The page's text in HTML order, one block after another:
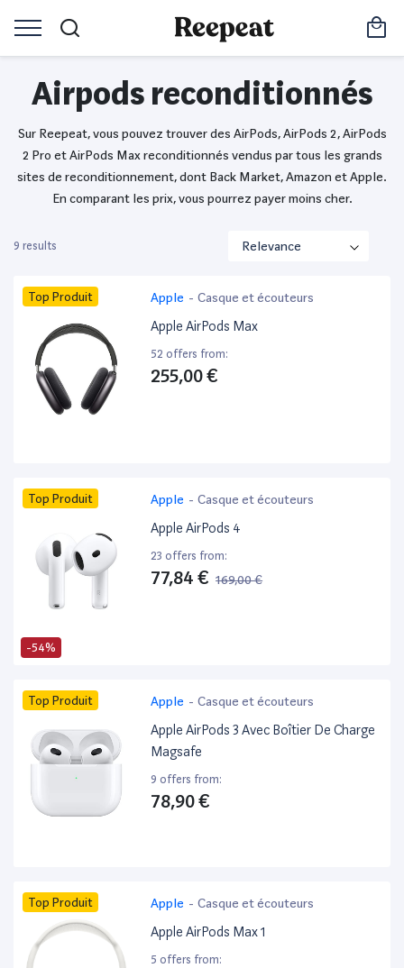
Airpods reconditionnés
Sur Reepeat, vous pouvez trouver des AirPods, AirPods 2, AirPods
2 Pro et AirPods Max reconditionnés vendus par tous les grands
sites de reconditionnement, dont Back Market, Amazon et Apple.
En comparant les prix, vous pourrez payer moins cher.
9 results
Top Produit Apple - Casque et écouteurs
Apple AirPods Max
52 offers from:
255,00 €
-54%
Top Produit Apple - Casque et écouteurs
Apple AirPods 4
23 offers from:
77,84 € 169,00 €
Top Produit Apple - Casque et écouteurs
Apple AirPods 3 Avec Boîtier De Charge
Magsafe
9 offers from:
78,90 €
Top Produit Apple - Casque et écouteurs
Apple AirPods Max 1
5 offers from: